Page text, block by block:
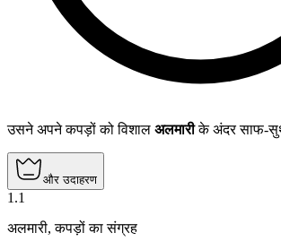
उसने अपने कपड़ों को विशाल अलमारीके अंदर साफ-
और उदाहरण
1 .1
अलमारी,कपड़ों का संग्रह